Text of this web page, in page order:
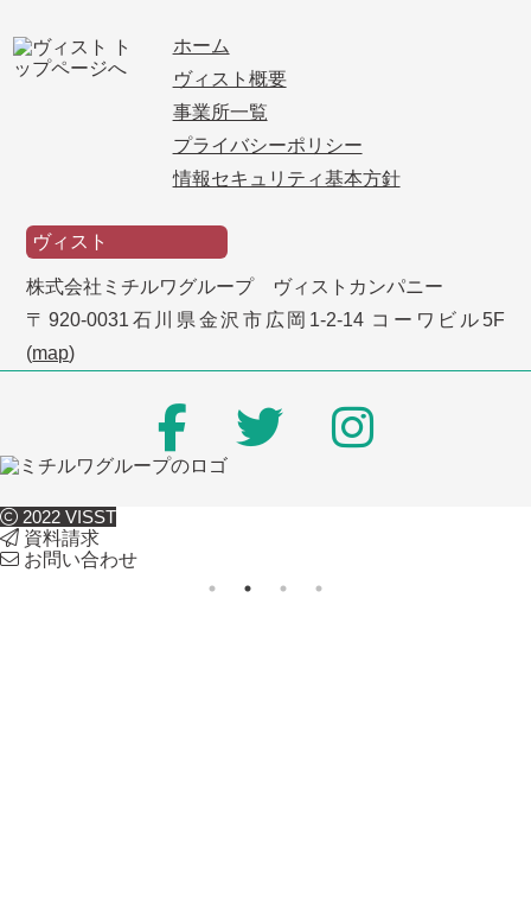
ホーム
ヴィスト概要
事業所一覧
プライバシーポリシー
情報セキュリティ基本方針
ヴィスト
株式会社ミチルワグループ ヴィストカンパニー
〒920-0031石川県金沢市広岡1-2-14 コーワビル5F
(map)
2022 VISST
資料請求
お問い合わせ